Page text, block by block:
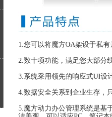
1.您可以将魔方OA架设于私
2.数十项功能，满足您大部分
3.系统采用领先的响应式UI设
4.数据安全关系到企业生存，
5.魔方动力办公管理系统是基